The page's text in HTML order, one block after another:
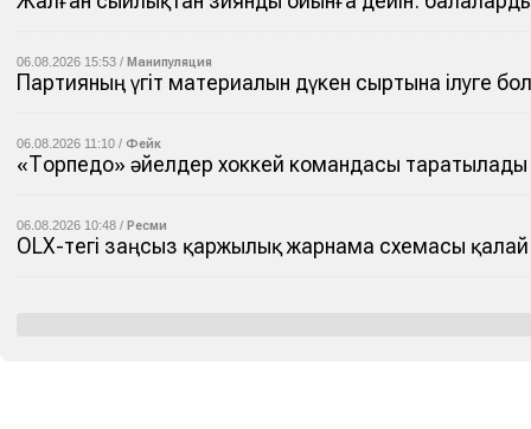
06.08.2026 15:53 / Манипуляция
Партияның үгіт материалын дүкен сыртына ілуге
06.08.2026 11:10 / Фейк
«Торпедо» әйелдер хоккей командасы таратылады
06.08.2026 10:48 / Ресми
OLX-тегі заңсыз қаржылық жарнама схемасы қалай